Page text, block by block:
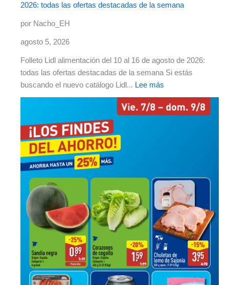
2026: todas las ofertas destacadas de la semana
por Nacho_EH
agosto 5, 2026
Folleto Lidl alimentación del 10 al 16 de agosto de 2026:
todas las ofertas destacadas de la semana Si estás
buscando el nuevo catálogo Lidl... Lee más